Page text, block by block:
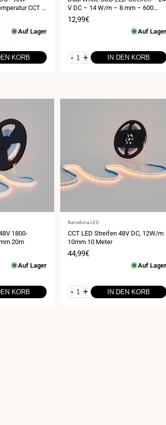
CCT -
5 Meter
Auf Lager
KORB
V DC – 14 W/m – 8 mm – 600
LEDs/m – IP20 – 5 Meter
Verkaufspreis
12,99€
Auf Lager
- + IN DEN KORB
1800-
20m
Auf Lager
KORB
Anbieter:
Barcelona LED
CCT LED Streifen 48V DC, 12W/m
10mm 10 Meter
Verkaufspreis
44,99€
Auf Lager
- + IN DEN KORB